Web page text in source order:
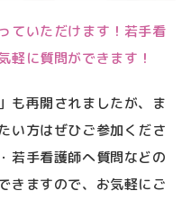
ていただけます！若手看
軽に質問ができます！
も再開されましたが、ま
い方はぜひご参加くださ
若手看護師へ質問などの
きますので、お気軽にご